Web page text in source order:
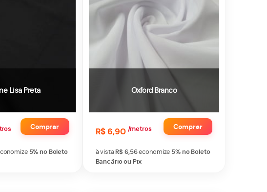
Lisa Preta
Comprar
5%no Boleto
Oxford Branco
R$ 6,90 /metros Comprar
à vistaR$ 6,56economize 5%no Boleto
Bancário ou Pix